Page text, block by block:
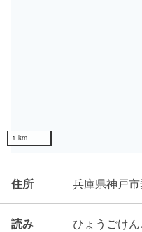
住所 兵庫県神戸
読み ひょうごけ
1 km